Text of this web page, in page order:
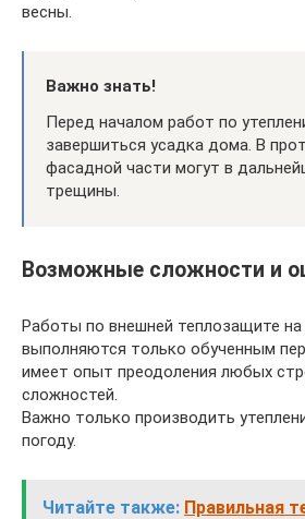
весны.
Важно знать!
Перед началом работ по
завершиться усадка дома. В
фасадной части могут в
трещины.
Возможные сложности и
Работы по внешней теплозащите
выполняются только обученным
имеет опыт преодоления любых
сложностей.
Важно только производить
погоду.
Читайте также: Правильная